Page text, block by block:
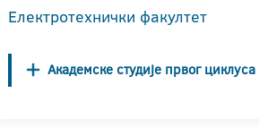
Електротехнички факултет
Академске студије првог циклуса